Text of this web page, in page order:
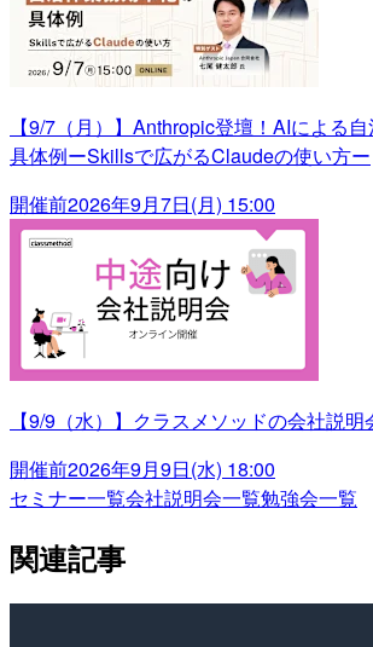
【9/7（月）】Anthropic登壇！AIによる
具体例ーSkillsで広がるClaudeの使い方ー
開催前2026年9月7日(月) 15:00
【9/9（水）】クラスメソッドの会社説
開催前2026年9月9日(水) 18:00
セミナー一覧会社説明会一覧勉強会一覧
関連記事